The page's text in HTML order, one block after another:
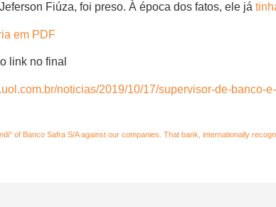
Fiúza, foi preso. À época dos fatos, ele já
em PDF
link no final
noticias/2019/10/17/supervisor-de-